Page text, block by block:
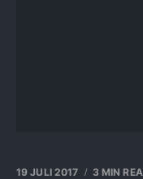
19 JULI 2017 3 MIN